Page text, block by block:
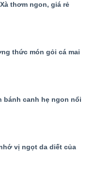
thơm ngon, giá rẻ
thức món gỏi cá mai
bánh canh hẹ ngon nổi
vị ngọt da diết của